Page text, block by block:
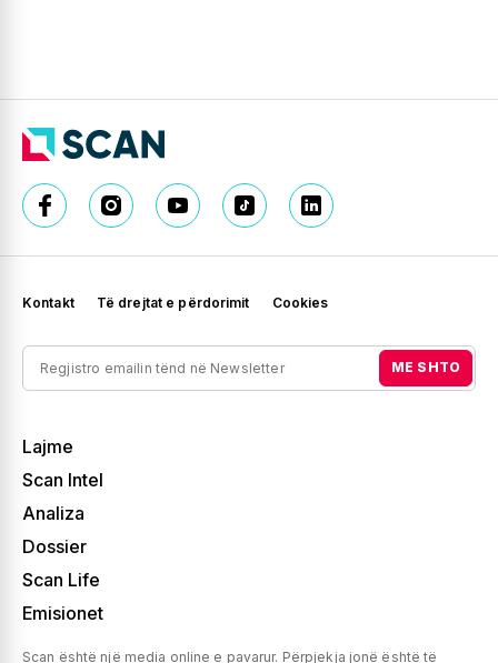
Lajme
Scan Intel
Analiza
Dossier
Scan Life
Emisionet
Scan është një media online e pavarur. Përpjekja jonë është të
Kontakt Të drejtat e përdorimit Cookies
ME SHTO